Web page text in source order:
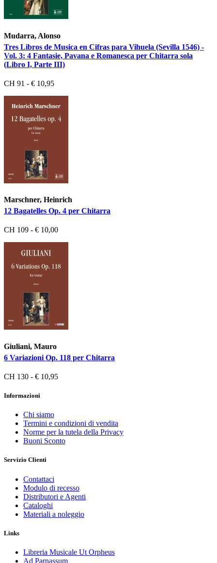
Mudarra, Alonso
Tres Libros de Musica en Cifras para Vihuela (Sevilla 1546) -
Vol. 3: 4 Fantasie, Pavana e Romanesca per Chitarra sola
(Libro I, Parte III)
CH 91 - € 10,95
Marschner, Heinrich
12 Bagatelles Op. 4 per Chitarra
CH 109 - € 10,00
Giuliani, Mauro
6 Variazioni Op. 118 per Chitarra
CH 130 - € 10,95
Informazioni
Chi siamo
Termini e condizioni di vendita
Norme per la tutela della Privacy
Buoni Sconto
Servizio Clienti
Contattaci
Modulo di recesso
Distributori e Agenti
Cataloghi
Materiali a noleggio
Links
Libreria Musicale Ut Orpheus
Ad Parnassum